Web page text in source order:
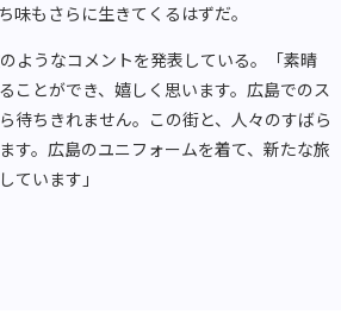
味もさらに生きてくるはずだ。
ようなコメントを発表している。「素晴
ことができ、嬉しく思います。広島でのス
待ちきれません。この街と、人々のすばら
す。広島のユニフォームを着て、新たな旅
ています」